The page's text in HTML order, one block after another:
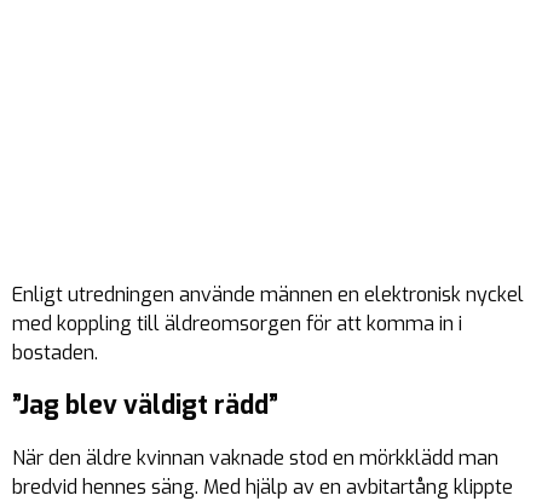
Enligt utredningen använde männen en elektronisk nyckel
med koppling till äldreomsorgen för att komma in i
bostaden.
”Jag blev väldigt rädd”
När den äldre kvinnan vaknade stod en mörkklädd man
bredvid hennes säng. Med hjälp av en avbitartång klippte